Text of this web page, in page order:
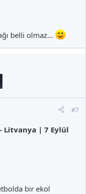
belli olmaz...
#7
Litvanya | 7 Eylül
bir ekol